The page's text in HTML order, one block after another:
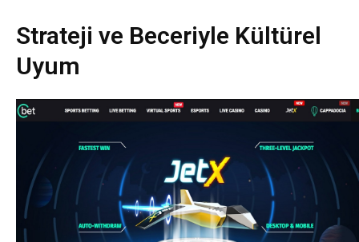
Strateji ve Beceriyle Kültürel
Uyum